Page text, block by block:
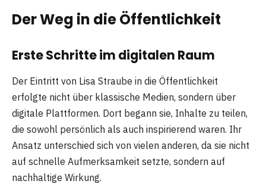
Der Weg in die Öffentlichkeit
Erste Schritte im digitalen Raum
Der Eintritt von Lisa Straube in die Öffentlichkeit
erfolgte nicht über klassische Medien, sondern über
digitale Plattformen. Dort begann sie, Inhalte zu teilen,
die sowohl persönlich als auch inspirierend waren. Ihr
Ansatz unterschied sich von vielen anderen, da sie nicht
auf schnelle Aufmerksamkeit setzte, sondern auf
nachhaltige Wirkung.